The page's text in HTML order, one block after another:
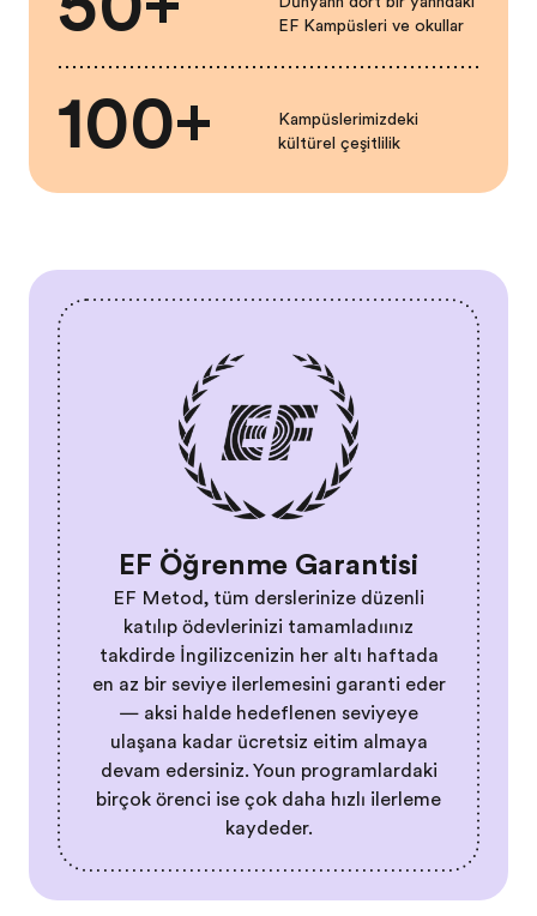
EF Kampüsleri ve okulları
100+
Kampüslerimizdeki
kültürel çeşitlilik
EF Öğrenme Garantisi
EF Metod, tüm derslerinize düzenli
katılıp ödevlerinizi tamamladığınız
takdirde İngilizcenizin her altı haftada
en az bir seviye ilerlemesini garanti eder
— aksi halde hedeflenen seviyeye
ulaşana kadar ücretsiz eğitim almaya
devam edersiniz. Yoğun programlardaki
birçok öğrenci ise çok daha hızlı ilerleme
kaydeder.